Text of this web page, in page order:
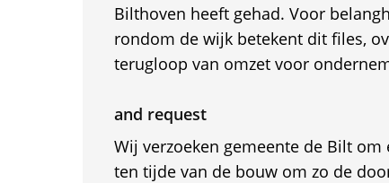
Bilthoven heeft gehad. Voor
rondom de wijk betekent dit files,
terugloop van omzet voor
and request
Wij verzoeken gemeente de Bilt
ten tijde van de bouw om zo de